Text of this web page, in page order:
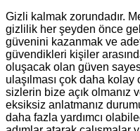
Gizli kalmak zorundadır.
gizlilik her şeyden önce
güvenini kazanmak ve
güvendikleri kişiler
oluşacak olan güven
ulaşılması çok daha
sizlerin bize açık olmanız
eksiksiz anlatmanız
daha fazla yardımcı